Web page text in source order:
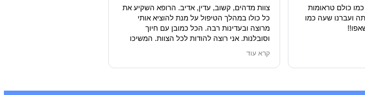
צוות מדהים, קשוב, עדין, אדיב. הרופא השקיע את
כל כולו במהלך הטיפול על מנת להוציא אותי
מרוצה ובעדינות רבה. הכל כמובן עם חיוך
וסובלנות. אני רוצה להודות לכל הצוות. המשיכו
קרא עוד
כולם טראומות
ועברנו שעה כמו